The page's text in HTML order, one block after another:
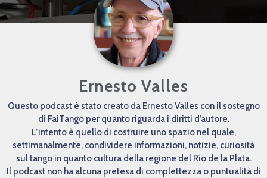
Ernesto Valles
Questo podcast è stato creato da Ernesto Valles con il sostegno
di FaiTango per quanto riguarda i diritti d’autore.
L’intento è quello di costruire uno spazio nel quale,
settimanalmente, condividere informazioni, notizie, curiosità
sul tango in quanto cultura della regione del Río de la Plata.
Il podcast non ha alcuna pretesa di complettezza o puntualità di